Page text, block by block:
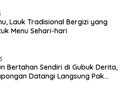
Lauk Tradisional Bergizi yang
Menu Sehari-hari
Bertahan Sendiri di Gubuk Derita,
Datangi Langsung Pak